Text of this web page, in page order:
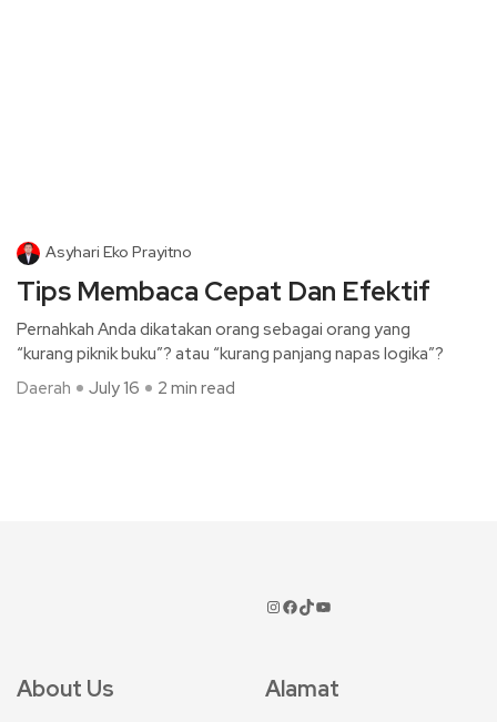
Asyhari Eko Prayitno
Tips Membaca Cepat Dan Efektif
Pernahkah Anda dikatakan orang sebagai orang yang
“kurang piknik buku”? atau “kurang panjang napas logika”?
Daerah
July 16 2 min read
About Us Alamat